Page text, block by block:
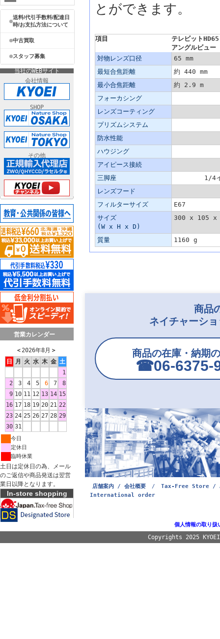
送料/代引手数料/配達日
時/お支払方法について
中古買取
スタッフ募集
当社のWEBサイト
会社情報
SHOP
その他
営業カレンダー
＜ 2026年8月 ＞
日
月 火 水 木 金 土
1
2
3 4 5 6 7
8
9 10 11 12 13 14 15
16 17 18 19 20 21 22
23 24 25 26 27 28 29
30 31
今日
定休日
臨時休業
土日は定休日の為、メール
のご返信や商品発送は翌営
業日以降となります。
In-store shopping
とができます。
項目
テレビットHD65
アングルビュー
対物レンズ口径
65 mm
最短合焦距離
約 440 mm
最小合焦距離
約 2.9 m
フォーカシング
レンズコーティング
プリズムシステム
防水性能
ハウジング
アイピース接続
三脚座
1/4
レンズフード
フィルターサイズ
E67
サイズ
(W x H x D)
300 x 105 x
質量 1160 g
商品
ネイチャーシ
商品の在庫・納期
☎︎06-6375-
店舗案内 / 会社概要 /
Tax-Free Store /
International order
個人情報の取り扱
Copyrights 2025